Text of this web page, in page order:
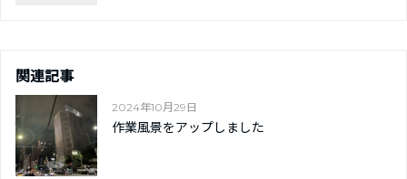
関連記事
2024年10月29日
作業風景をアップしました